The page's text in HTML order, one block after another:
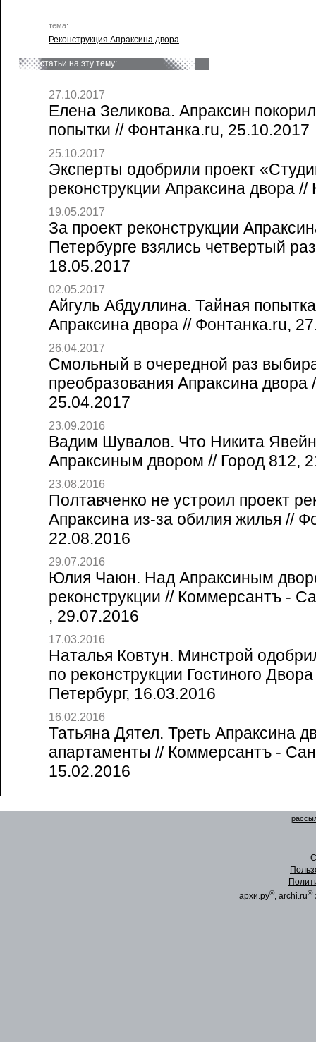
тема:
Реконструкция Апраксина двора
статьи на эту тему:
27.10.2017
Елена Зеликова. Апраксин
попытки // Фонтанка.ru, 25.10.2017
25.10.2017
Эксперты одобрили проект
реконструкции Апраксина двора
19.05.2017
За проект реконструкции
Петербурге взялись четвертый
18.05.2017
02.05.2017
Айгуль Абдуллина. Тайная
Апраксина двора // Фонтанка.ru,
26.04.2017
Смольный в очередной раз
преобразования Апраксина двора
25.04.2017
23.09.2016
Вадим Шувалов. Что Никита Явейн
Апраксиным двором // Город 812,
23.08.2016
Полтавченко не устроил проект
Апраксина из-за обилия жилья //
22.08.2016
29.07.2016
Юлия Чаюн. Над Апраксиным
реконструкции // Коммерсантъ -
, 29.07.2016
17.03.2016
Наталья Ковтун. Минстрой
по реконструкции Гостиного
Петербург, 16.03.2016
16.02.2016
Татьяна Дятел. Треть Апраксина
апартаменты // Коммерсантъ -
15.02.2016
архи.ру®, archi.ru®